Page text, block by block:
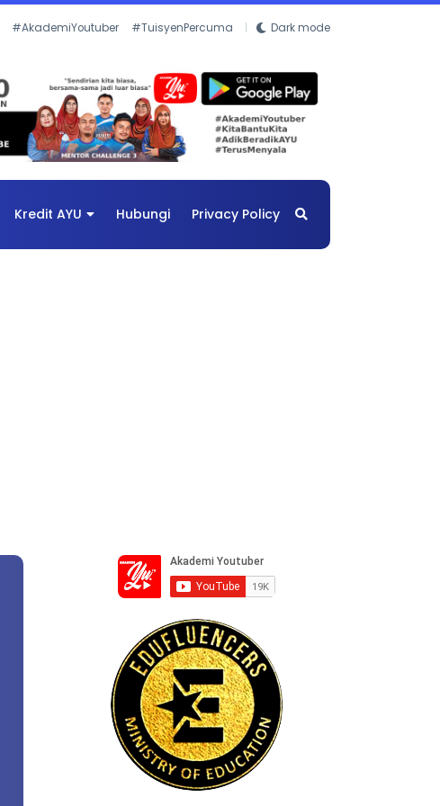
#AkademiYoutuber #TuisyenPercuma Dark mode
Kredit AYU Hubungi Privacy Policy